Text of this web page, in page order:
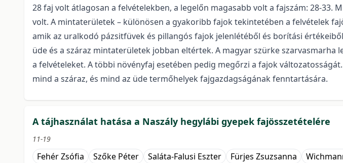
28 faj volt átlagosan a felvételekben, a legelőn magasabb volt a fajszám: 28-
volt. A mintaterületek – különösen a gyakoribb fajok tekintetében a felvételek
amik az uralkodó pázsitfüvek és pillangós fajok jelenlétéből és borítási
üde és a száraz mintaterületek jobban eltértek. A magyar szürke
a felvételeket. A többi növényfaj esetében pedig megőrzi a fajok
mind a száraz, és mind az üde termőhelyek fajgazdagságának fenntartására.
A tájhasználat hatása a Naszály hegylábi gyepek fajösszetételére
11-19
Fehér Zsófia Szőke Péter Saláta-Falusi Eszter Fürjes Zsuzsanna